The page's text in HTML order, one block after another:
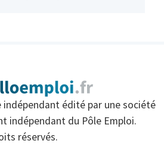
édité par une société
indépendant du Pôle Emploi.
réservés.